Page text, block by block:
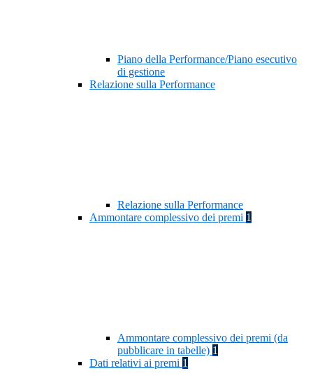
Piano della Performance/Piano esecutivo
di gestione
Relazione sulla Performance
Relazione sulla Performance
Ammontare complessivo dei premi 1
Ammontare complessivo dei premi (da
pubblicare in tabelle) 1
Dati relativi ai premi 1